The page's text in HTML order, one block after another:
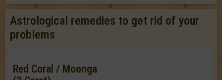
Astrological remedies to get rid of your
problems
Red Coral / Moonga